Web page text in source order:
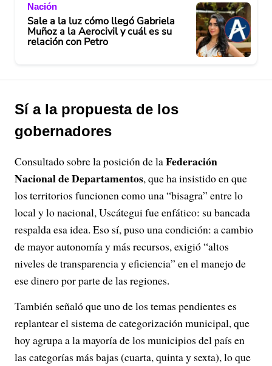
Nación
Sale a la luz cómo llegó Gabriela
Muñoz a la Aerocivil y cuál es su
relación con Petro
Sí a la propuesta de los
gobernadores
Consultado sobre la posición de laFederación
Nacional de Departamentos, que ha insistido en que
los territorios funcionen como una “bisagra” entre lo
local y lo nacional, Uscátegui fue enfático: su bancada
respalda esa idea. Eso sí, puso una condición: a cambio
de mayor autonomía y más recursos, exigió “altos
niveles de transparencia y eficiencia” en el manejo de
ese dinero por parte de las regiones.
También señaló que uno de los temas pendientes es
replantear el sistema de categorización municipal, que
hoy agrupa a la mayoría de los municipios del país en
las categorías más bajas (cuarta, quinta y sexta), lo que